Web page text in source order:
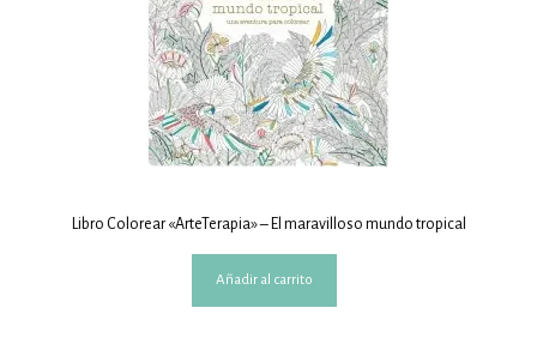
Libro Colorear «ArteTerapia» – El maravilloso mundo tropical
Añadir al carrito